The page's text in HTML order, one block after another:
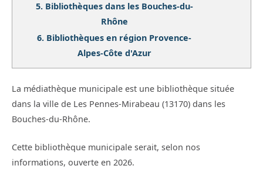
5. Bibliothèques dans les Bouches-du-
Rhône
6. Bibliothèques en région Provence-
Alpes-Côte d'Azur
La médiathèque municipale est une bibliothèque située
dans la ville de Les Pennes-Mirabeau (13170) dans les
Bouches-du-Rhône.
Cette bibliothèque municipale serait, selon nos
informations, ouverte en 2026.